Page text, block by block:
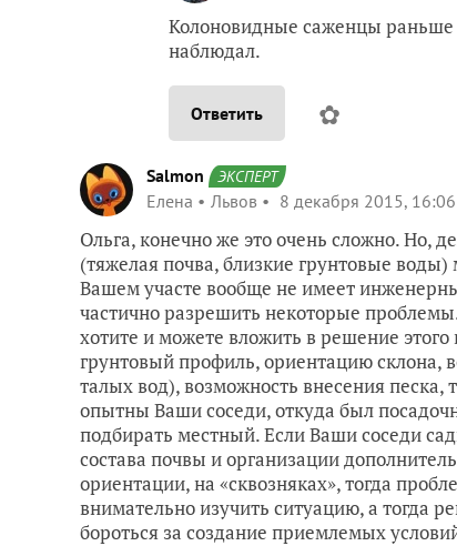
Колоновидные саженцы раньше
наблюдал.
Ответить ✿
Salmon ЭКСПЕРТ
Елена Львов 8 декабря 2015, 16:06
Ольга, конечно же это очень сложно. Но,
(тяжелая почва, близкие грунтовые
Вашем участе вообще не имеет
частично разрешить некоторые
хотите и можете вложить в решение
грунтовый профиль, ориентацию склона,
талых вод), возможность внесения
опытны Ваши соседи, откуда был
подбирать местный. Если Ваши соседи
состава почвы и организации
ориентации, на «сквозняках», тогда
внимательно изучить ситуацию, а тогда
бороться за создание приемлемых